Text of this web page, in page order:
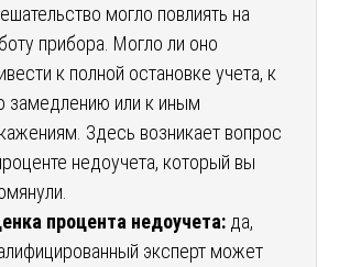
могло повлиять на
прибора. Могло ли оно
к полной остановке учета, к
замедлению или к иным
Здесь возникает вопрос
недоучета, который вы
процента недоучета: да,
эксперт может